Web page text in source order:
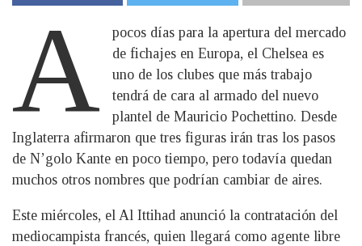
A
pocos días para la apertura del mercado
de fichajes en Europa, el Chelsea es
uno de los clubes que más trabajo
tendrá de cara al armado del nuevo
plantel de Mauricio Pochettino. Desde
Inglaterra afirmaron que tres figuras irán tras los pasos
de N’golo Kante en poco tiempo, pero todavía quedan
muchos otros nombres que podrían cambiar de aires.
Este miércoles, el Al Ittihad anunció la contratación del
mediocampista francés, quien llegará como agente libre